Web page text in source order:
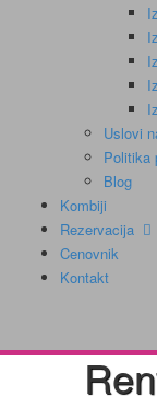
Uslovi
Politika
Blog
Kombiji
Rezervacija
Cenovnik
Kontakt